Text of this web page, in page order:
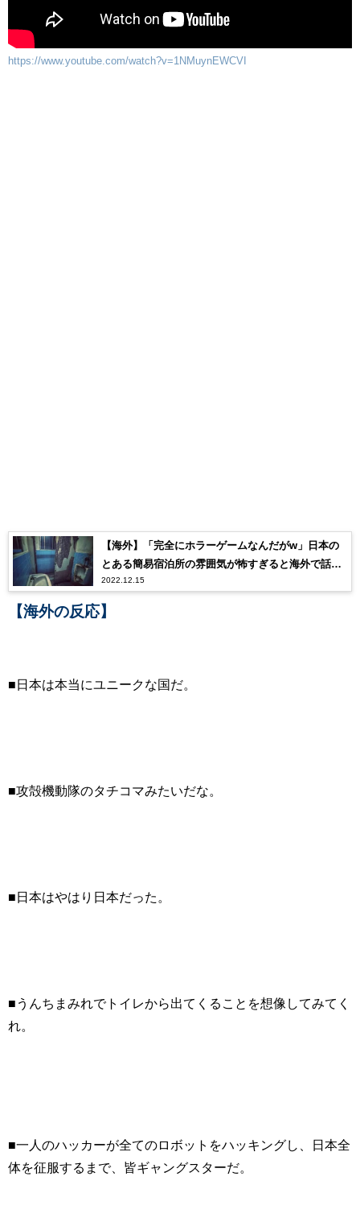
https://www.youtube.com/watch?v=1NMuynEWCVI
【海外】「完全にホラーゲームなんだがw」日本の
とある簡易宿泊所の雰囲気が怖すぎると海外で話題
に！
2022.12.15
【海外の反応】
■日本は本当にユニークな国だ。
■攻殻機動隊のタチコマみたいだな。
■日本はやはり日本だった。
■うんちまみれでトイレから出てくることを想像してみてく
れ。
■一人のハッカーが全てのロボットをハッキングし、日本全
体を征服するまで、皆ギャングスターだ。